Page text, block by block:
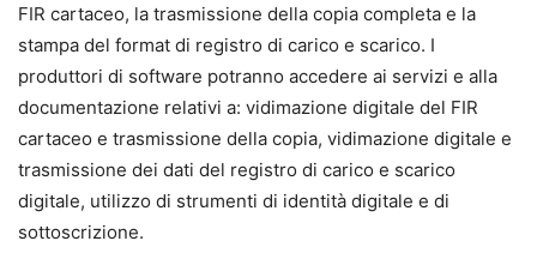
FIR cartaceo, la trasmissione della copia completa e la
stampa del format di registro di carico e scarico. I
produttori di software potranno accedere ai servizi e alla
documentazione relativi a: vidimazione digitale del FIR
cartaceo e trasmissione della copia, vidimazione digitale e
trasmissione dei dati del registro di carico e scarico
digitale, utilizzo di strumenti di identità digitale e di
sottoscrizione.